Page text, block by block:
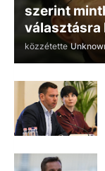
szerint
választásra
közzétette